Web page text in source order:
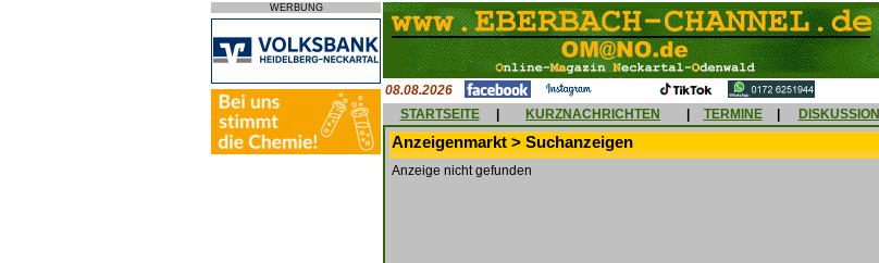
WERBUNG
08.08.2026
STARTSEITE
KURZNACHRICHTEN TERMINE DISKUSSION
Anzeigenmarkt > Suchanzeigen
Anzeige nicht gefunden